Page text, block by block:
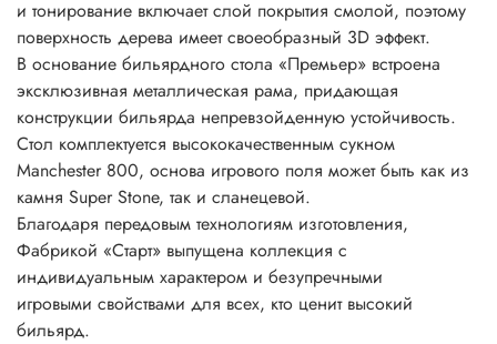
и тонирование включает слой покрытия смолой, поэтому
поверхность дерева имеет своеобразный 3D эффект.
В основание бильярдного стола «Премьер» встроена
эксклюзивная металлическая рама, придающая
конструкции бильярда непревзойденную устойчивость.
Стол комплектуется высококачественным сукном
Manchester 800, основа игрового поля может быть как из
камня Super Stone, так и сланецевой.
Благодаря передовым технологиям изготовления,
Фабрикой «Старт» выпущена коллекция с
индивидуальным характером и безупречными
игровыми свойствами для всех, кто ценит высокий
бильярд.